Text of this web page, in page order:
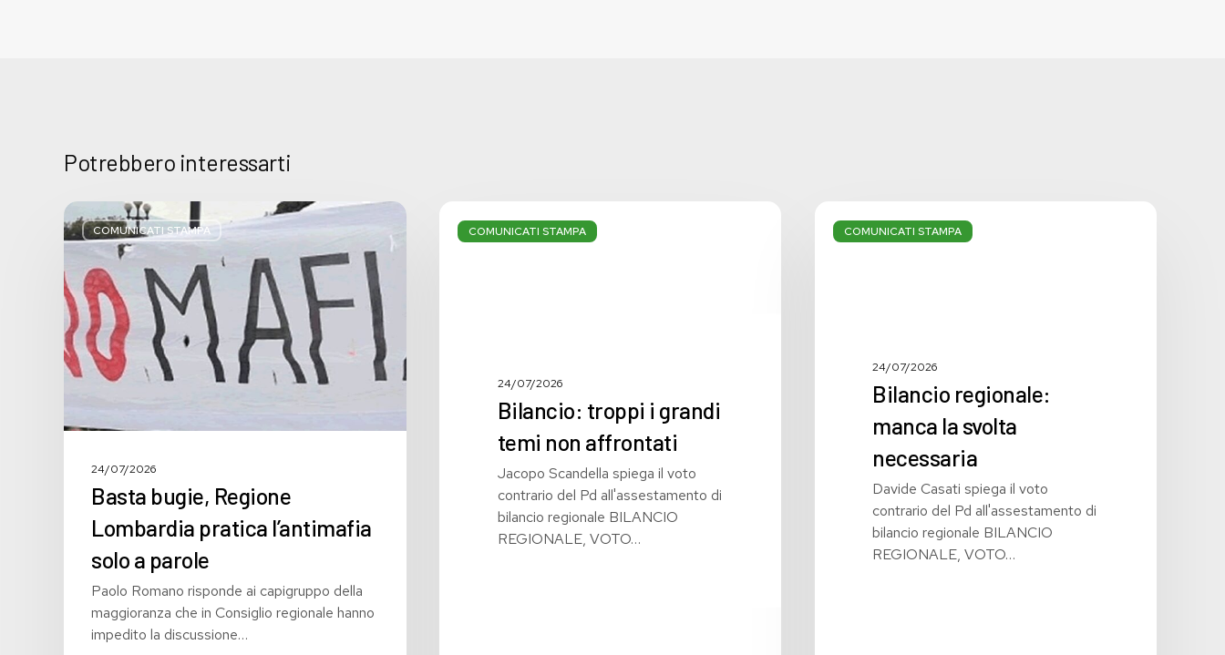
Potrebbero interessarti
COMUNICATI STAMPA
Basta
bugie,
Regione
Lombardia
pratica
l’antimafia
solo
a
parole
24/07/2026
Basta bugie, Regione
Lombardia pratica l’antimafia
solo a parole
Paolo Romano risponde ai capigruppo della
maggioranza che in Consiglio regionale hanno
impedito la discussione…
COMUNICATI STAMPA
troppi
24/07/2026
Bilancio: troppi i grandi
temi non affrontati
Jacopo Scandella spiega il voto
contrario del Pd all'assestamento di
bilancio regionale BILANCIO
REGIONALE, VOTO…
COMUNICATI STAMPA
regionale:
24/07/2026
Bilancio regionale:
manca la svolta
necessaria
Davide Casati spiega il voto
contrario del Pd all'assestamento di
bilancio regionale BILANCIO
REGIONALE, VOTO…